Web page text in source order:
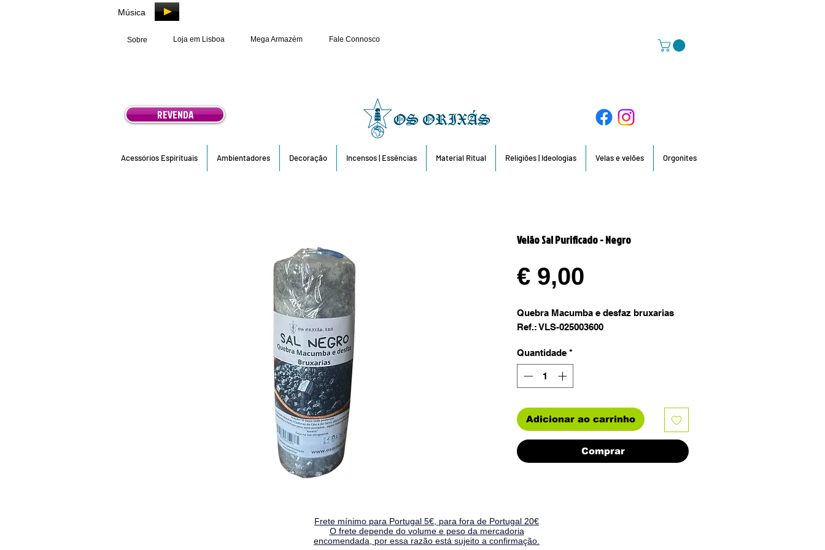
Música
Sobre Loja em Lisboa Mega Armazém Fale Connosco
REVENDA
Acessórios Espirituais Ambientadores Decoração Incensos | Essências Material Ritual Religiões | Ideologias Velas e velões Orgonites
Velão Sal Purificado - Negro
€ 9,00
Quebra Macumba e desfaz bruxarias
Ref.: VLS-025003600
Quantidade *
Adicionar ao carrinho
Comprar
Frete mínimo para Portugal 5€, para fora de Portugal 20€
O frete depende do volume e peso da mercadoria
encomendada, por essa razão está sujeito a confirmação.